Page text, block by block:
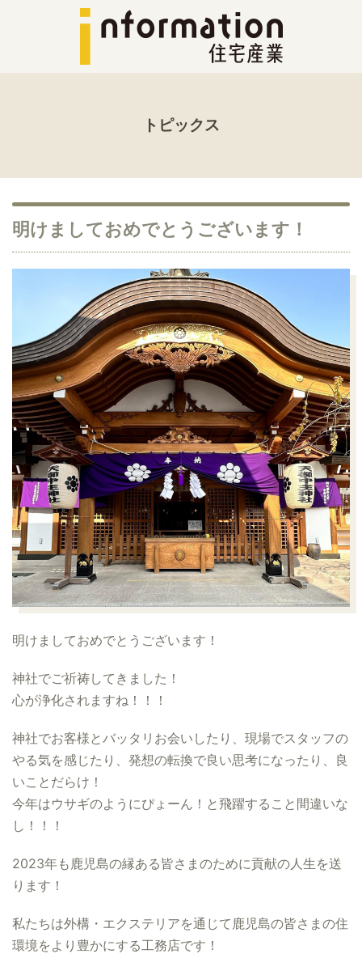
トピックス
明けましておめでとうございます！
明けましておめでとうございます！
神社でご祈祷してきました！
心が浄化されますね！！！
神社でお客様とバッタリお会いしたり、現場でスタッフの
やる気を感じたり、発想の転換で良い思考になったり、良
いことだらけ！
今年はウサギのようにぴょーん！と飛躍すること間違いな
し！！！
2023年も鹿児島の縁ある皆さまのために貢献の人生を送
ります！
私たちは外構・エクステリアを通じて鹿児島の皆さまの住
環境をより豊かにする工務店です！